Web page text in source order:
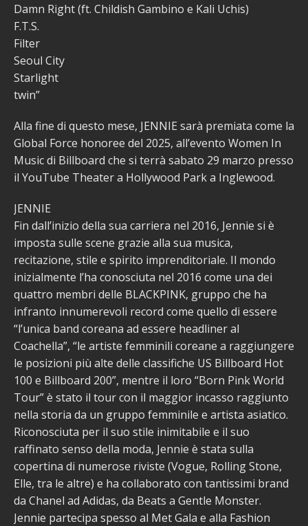
Damn Right (ft. Childish Gambino e Kali Uchis)
F.T.S.
Filter
Seoul City
Starlight
twin”
Alla fine di questo mese, JENNIE sarà premiata come la
Global Force honoree del 2025, all’evento Women In
Music di Billboard che si terrà sabato 29 marzo presso
il YouTube Theater a Hollywood Park a Inglewood.
JENNIE
Fin dall’inizio della sua carriera nel 2016, Jennie si è
imposta sulle scene grazie alla sua musica,
recitazione, stile e spirito imprenditoriale. Il mondo
inizialmente l’ha conosciuta nel 2016 come una dei
quattro membri delle BLACKPINK, gruppo che ha
infranto innumerevoli record come quello di essere
“l’unica band coreana ad essere headliner al
Coachella”, “le artiste femminili coreane a raggiungere
le posizioni più alte delle classifiche US Billboard Hot
100 e Billboard 200”, mentre il loro “Born Pink World
Tour” è stato il tour con il maggior incasso raggiunto
nella storia da un gruppo femminile e artista asiatico.
Riconosciuta per il suo stile inimitabile e il suo
raffinato senso della moda, Jennie è stata sulla
copertina di numerose riviste (Vogue, Rolling Stone,
Elle, tra le altre) e ha collaborato con tantissimi brand
da Chanel ad Adidas, da Beats a Gentle Monster.
Jennie partecipa spesso al Met Gala e alla Fashion